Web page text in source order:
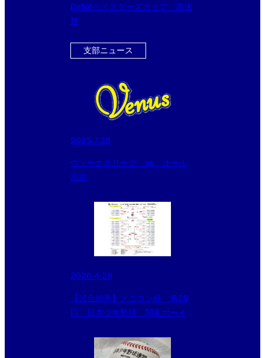
DeNAベイスターズカップ 準決
勝
支部ニュース
2025.7.20
ヴィーナスリーグ vs オール
京急
2026.4.29
【試合結果】メニコン杯 第29
回 日本少年野球 関東ボーイズ